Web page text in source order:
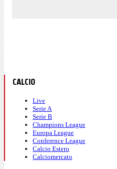
CALCIO
Live
Serie A
Serie B
Champions League
Europa League
Conference League
Calcio Estero
Calciomercato